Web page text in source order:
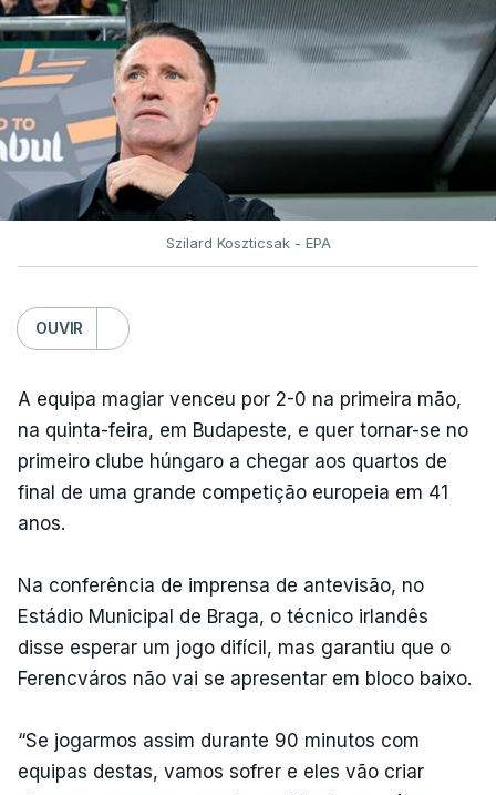
Szilard Koszticsak - EPA
OUVIR
A equipa magiar venceu por 2-0 na primeira mão,
na quinta-feira, em Budapeste, e quer tornar-se no
primeiro clube húngaro a chegar aos quartos de
final de uma grande competição europeia em 41
anos.
Na conferência de imprensa de antevisão, no
Estádio Municipal de Braga, o técnico irlandês
disse esperar um jogo difícil, mas garantiu que o
Ferencváros não vai se apresentar em bloco baixo.
“Se jogarmos assim durante 90 minutos com
equipas destas, vamos sofrer e eles vão criar